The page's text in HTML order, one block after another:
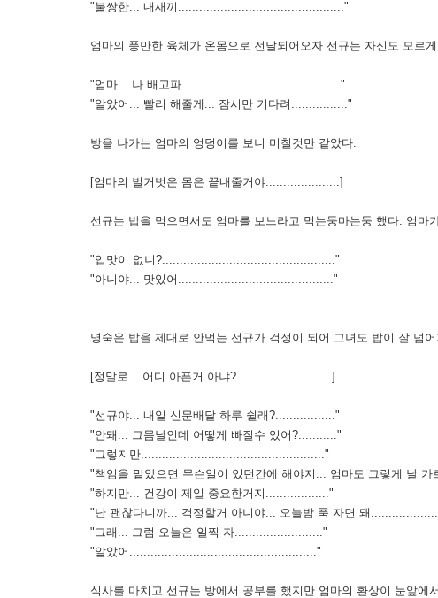
"불쌍한... 내새끼..............................................."
엄마의 풍만한 육체가 온몸으로 전달되어오자 선규는 자신도 모르
"엄마... 나 배고파............................................."
"알았어... 빨리 해줄게... 잠시만 기다려................"
방을 나가는 엄마의 엉덩이를 보니 미칠것만 같았다.
[엄마의 벌거벗은 몸은 끝내줄거야.....................]
선규는 밥을 먹으면서도 엄마를 보느라고 먹는둥마는둥 했다. 엄마
"입맛이 없니?................................................."
"아니야... 맛있어............................................"
명숙은 밥을 제대로 안먹는 선규가 걱정이 되어 그녀도 밥이 잘 넘
[정말로... 어디 아픈거 아냐?...........................]
"선규야... 내일 신문배달 하루 쉴래?................."
"안돼... 그믐날인데 어떻게 빠질수 있어?..........."
"그렇지만...................................................."
"책임을 맡았으면 무슨일이 있던간에 해야지... 엄마도 그렇게 날
"하지만... 건강이 제일 중요한거지.................."
"난 괜찮다니까... 걱정할거 아니야... 오늘밤 푹 자면 돼
"그래... 그럼 오늘은 일찍 자........................."
"알았어....................................................."
식사를 마치고 선규는 방에서 공부를 했지만 엄마의 환상이 눈앞에